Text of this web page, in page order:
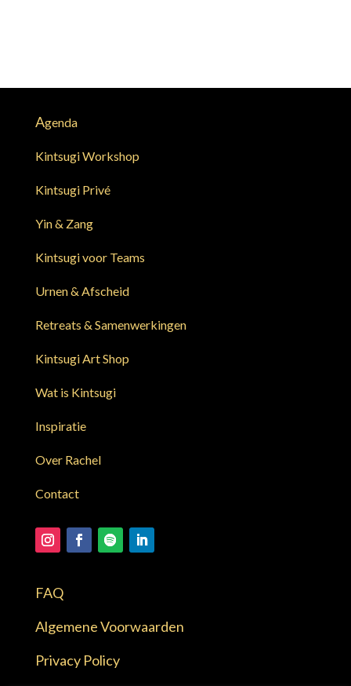
Agenda
Kintsugi Workshop
Kintsugi Privé
Yin & Zang
Kintsugi voor Teams
Urnen & Afscheid
Retreats & Samenwerkingen
Kintsugi Art Shop
Wat is Kintsugi
Inspiratie
Over Rachel
Contact
FAQ
Algemene Voorwaarden
Privacy Policy